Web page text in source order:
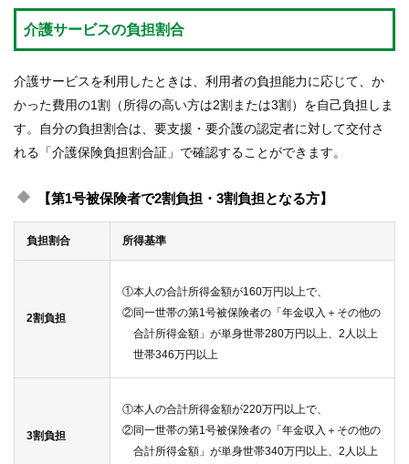
介護サービスの負担割合
介護サービスを利用したときは、利用者の負担能力に応じて、か
かった費用の1割（所得の高い方は2割または3割）を自己負担しま
す。自分の負担割合は、要支援・要介護の認定者に対して交付さ
れる「介護保険負担割合証」で確認することができます。
【第1号被保険者で2割負担・3割負担となる方】
負担割合 所得基準
2割負担
①本人の合計所得金額が160万円以上で、
②同一世帯の第1号被保険者の「年金収入＋その他の
合計所得金額」が単身世帯280万円以上、2人以上
世帯346万円以上
3割負担
①本人の合計所得金額が220万円以上で、
②同一世帯の第1号被保険者の「年金収入＋その他の
合計所得金額」が単身世帯340万円以上、2人以上